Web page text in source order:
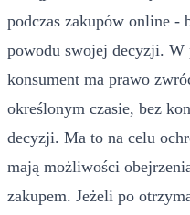
podczas zakupów online -
powodu swojej decyzji. W
konsument ma prawo
określonym czasie, bez
decyzji. Ma to na celu
mają możliwości
zakupem. Jeżeli po